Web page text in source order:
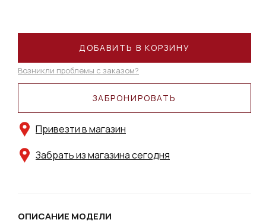
ЗАБРОНИРОВАТЬ
Привезти в магазин
Забрать из магазина сегодня
ДОБАВИТЬ В КОРЗИНУ
Возникли проблемы с заказом?
ОПИСАНИЕ МОДЕЛИ